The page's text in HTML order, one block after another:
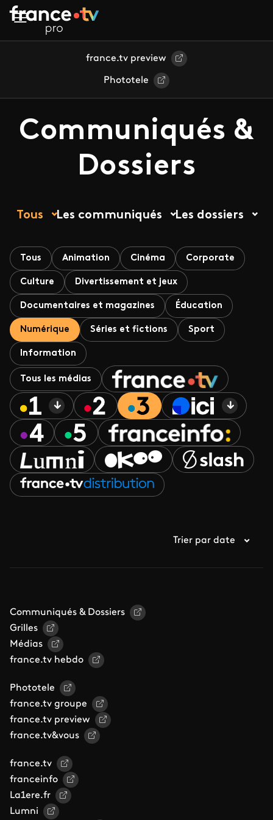
Aller au contenu principal
france.tv preview
Phototele
Communiqués &
Dossiers
Tous Les communiqués Les dossiers
Tous Animation Cinéma Corporate
Culture Divertissement et jeux
Documentaires et magazines Éducation
Numérique Séries et fictions Sport
Information
Tous les médias
Trier par date
Communiqués & Dossiers
Grilles
Médias
france.tv hebdo
Phototele
france.tv groupe
france.tv preview
france.tv&vous
france.tv
franceinfo
La1ere.fr
Lumni